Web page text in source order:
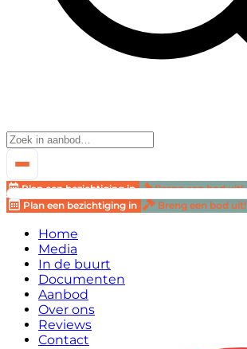
Plan een bezichtiging in Breng een bod uit!
Plan een bezichtiging in
Breng een bod uit!
Home
Media
In de buurt
Documenten
Aanbod
Over ons
Reviews
Contact